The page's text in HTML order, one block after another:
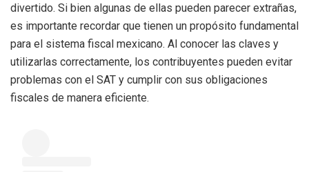
divertido. Si bien algunas de ellas pueden parecer extrañas,
es importante recordar que tienen un propósito fundamental
para el sistema fiscal mexicano. Al conocer las claves y
utilizarlas correctamente, los contribuyentes pueden evitar
problemas con el SAT y cumplir con sus obligaciones
fiscales de manera eficiente.